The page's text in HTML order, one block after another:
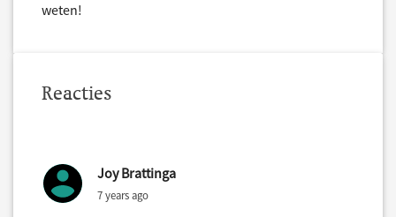
weten!
Reacties
Joy Brattinga
7 years ago